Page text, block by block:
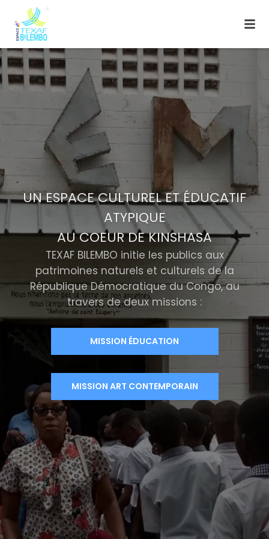
UN ESPACE CULTUREL ET ÉDUCATIF
ATYPIQUE
AU COEUR DE KINSHASA
TEXAF BILEMBO initie les publics aux
patrimoines naturels et culturels de la
République Démocratique du Congo, au
travers de deux missions :
MISSION ÉDUCATION
MISSION ART CONTEMPORAIN